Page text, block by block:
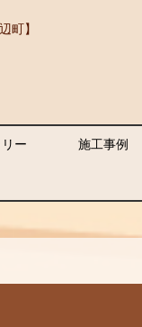
町】
ー 施工事例